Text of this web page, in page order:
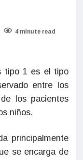
4 minute read
tipo 1 es el tipo
entre los
los pacientes
niños.
principalmente
se encarga de